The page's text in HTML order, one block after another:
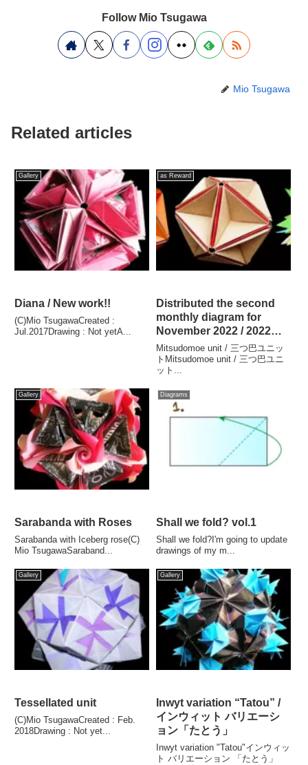
Follow Mio Tsugawa
Mio Tsugawa
Related articles
Gallery
Diana / New work!!
(C)Mio TsugawaCreated :
Jul.2017Drawing : Not yetA...
as Reward
Distributed the second
monthly diagram for
November 2022 / 2022年
11月のマンスリー折り図第
二弾が配信されました!!
Mitsudomoe unit / 三つ巴ユニッ
トMitsudomoe unit / 三つ巴ユニ
ット...
Gallery
Sarabanda with Roses
Sarabanda with Iceberg rose(C)
Mio TsugawaSaraband...
Diagrams
Shall we fold? vol.1
Shall we fold?I'm going to update
drawings of my m...
Gallery
Tessellated unit
(C)Mio TsugawaCreated : Feb.
2018Drawing : Not yet...
Gallery
Inwyt variation “Tatou” /
インウィット バリエーシ
ョン「たとう」
Inwyt variation "Tatou"インウィッ
ト バリエーション 「たとう」